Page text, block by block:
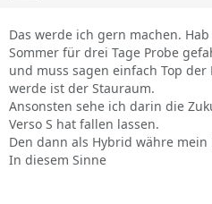
Das werde ich gern machen.
Sommer für drei Tage Probe
und muss sagen einfach Top der
werde ist der Stauraum.
Ansonsten sehe ich darin die
Verso S hat fallen lassen.
Den dann als Hybrid währe mein
In diesem Sinne